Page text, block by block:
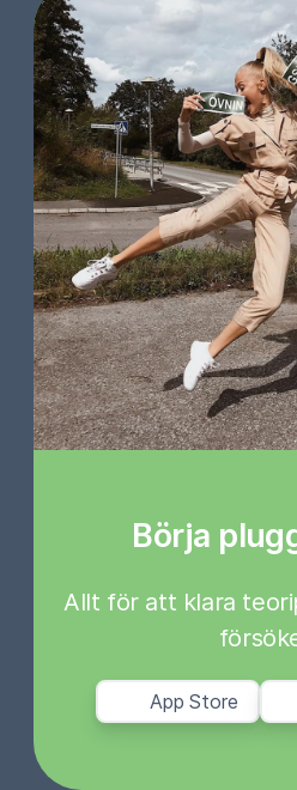
Börja
Allt för att klara
App Store